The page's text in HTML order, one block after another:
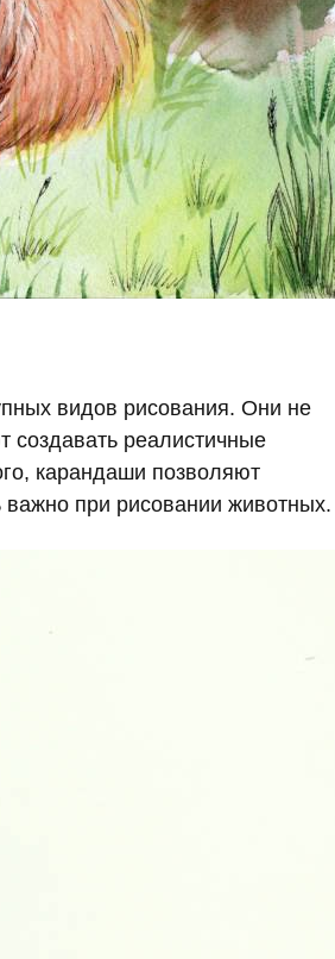
видов рисования. Они не
создавать реалистичные
карандаши позволяют
важно при рисовании животных.